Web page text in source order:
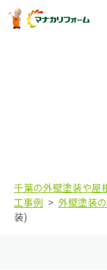
千葉の外壁塗装や屋
工事例
外壁塗装
装)